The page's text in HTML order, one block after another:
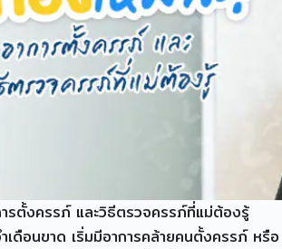
ารตั้งครรภ์ และวิธีตรวจครรภ์ที่แม่ต้องรู้
ดือนขาด เริ่มมีอาการคล้ายคนตั้งครรภ์ หรือ